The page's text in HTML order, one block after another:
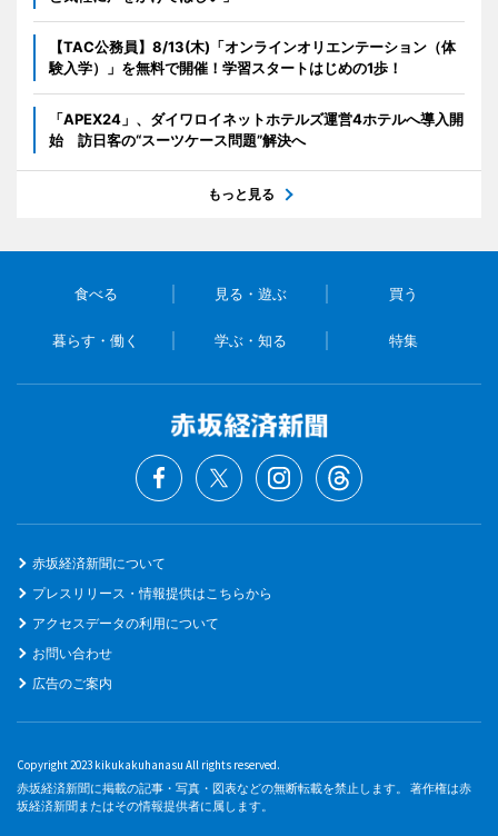
【TAC公務員】8/13(木)「オンラインオリエンテーション（体
験入学）」を無料で開催！学習スタートはじめの1歩！
「APEX24」、ダイワロイネットホテルズ運営4ホテルへ導入開
始 訪日客の“スーツケース問題”解決へ
もっと見る
食べる 見る・遊ぶ 買う
暮らす・働く 学ぶ・知る 特集
赤坂経済新聞について
プレスリリース・情報提供はこちらから
アクセスデータの利用について
お問い合わせ
広告のご案内
Copyright 2023 kikukakuhanasu All rights reserved.
赤坂経済新聞に掲載の記事・写真・図表などの無断転載を禁止します。 著作権は赤
坂経済新聞またはその情報提供者に属します。